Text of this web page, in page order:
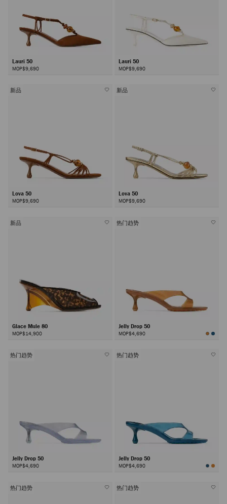
Lauri 50
MOP$9,690
Lauri 50
MOP$9,690
新品
Lova 50
MOP$9,690
新品
Lova 50
MOP$9,690
新品
Glace Mule 80
MOP$14,900
热门趋势
Jelly Drop 50
MOP$4,690
热门趋势
Jelly Drop 50
MOP$4,690
热门趋势
Jelly Drop 50
MOP$4,690
热门趋势 热门趋势